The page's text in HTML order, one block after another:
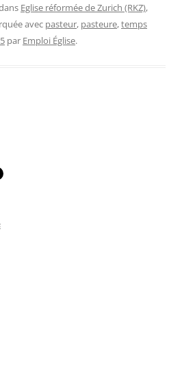
Eglise réformée de Zurich (RKZ),
avec pasteur, pasteure,temps
par Emploi Église.